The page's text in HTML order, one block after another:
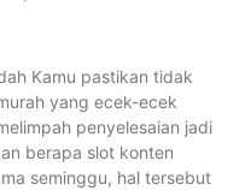
Kamu pastikan tidak
yang ecek-ecek
penyelesaian jadi
berapa slot konten
seminggu, hal tersebut